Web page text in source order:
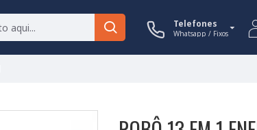
Telefones
Whatsapp / Fixos